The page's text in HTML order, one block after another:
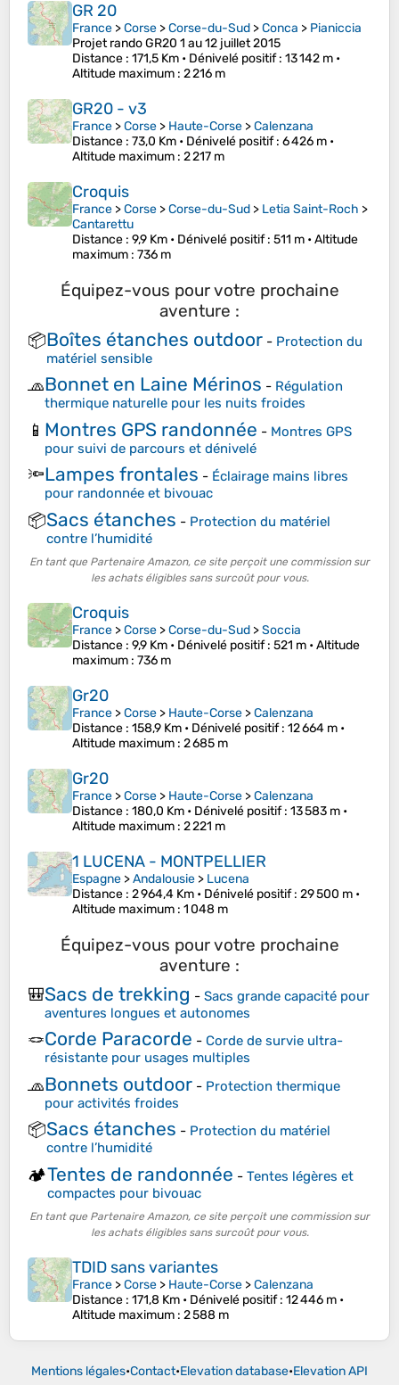
GR 20
France >Corse >Corse-du-Sud >Conca > Pianiccia
Projet rando GR20 1 au 12 juillet 2015
Distance : 171,5 Km • Dénivelé positif: 13 142 m •
Altitude maximum : 2 216 m
GR20 - v3
France >Corse > Haute-Corse >Calenzana
Distance : 73,0 Km • Dénivelé positif: 6 426 m •
Altitude maximum : 2 217 m
Croquis
France >Corse >Corse-du-Sud > Letia Saint-Roch >
Cantarettu
Distance : 9,9 Km • Dénivelé positif: 511 m •Altitude
maximum : 736 m
Équipez-vous pour votre prochaine
aventure :
📦Boîtes étanches outdoor - Protection du
matériel sensible
🧢Bonnet en Laine Mérinos - Régulation
thermique naturelle pour les nuits froides
📱 Montres GPS randonnée - Montres GPS
pour suivi de parcours et dénivelé
🔦Lampes frontales - Éclairage mains libres
pour randonnée et bivouac
📦Sacs étanches - Protection du matériel
contre l’humidité
En tant que Partenaire Amazon, ce site perçoit une commission sur
les achats éligibles sans surcoût pour vous.
Croquis
France >Corse >Corse-du-Sud >Soccia
Distance : 9,9 Km • Dénivelé positif: 521 m •Altitude
maximum : 736 m
Gr20
France >Corse > Haute-Corse >Calenzana
Distance : 158,9 Km • Dénivelé positif: 12 664 m •
Altitude maximum : 2 685 m
Gr20
France >Corse > Haute-Corse >Calenzana
Distance : 180,0 Km • Dénivelé positif: 13 583 m •
Altitude maximum : 2 221 m
1 LUCENA - MONTPELLIER
Espagne >Andalousie > Lucena
Distance : 2 964,4 Km • Dénivelé positif: 29 500 m •
Altitude maximum : 1 048 m
Équipez-vous pour votre prochaine
aventure :
🎒Sacs de trekking - Sacs grande capacité pour
aventures longues et autonomes
🪢Corde Paracorde - Corde de survie ultra-
résistante pour usages multiples
🧢Bonnets outdoor - Protection thermique
pour activités froides
📦Sacs étanches - Protection du matériel
contre l’humidité
🏕️Tentes de randonnée - Tentes légères et
compactes pour bivouac
En tant que Partenaire Amazon, ce site perçoit une commission sur
les achats éligibles sans surcoût pour vous.
TDID sans variantes
France >Corse > Haute-Corse >Calenzana
Distance : 171,8 Km • Dénivelé positif: 12 446 m •
Altitude maximum : 2 588 m
Mentions légales•Contact•Elevation database•Elevation API